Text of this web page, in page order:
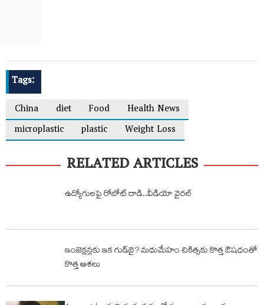
Tags:
China
diet Food
Health News
microplastic
plastic Weight Loss
RELATED ARTICLES
ఉద్యోగులపై రోబోట్ దాడి..వీడియో వైరల్
ఇంజెక్షన్లకు ఇక గుడ్‌బై? మధుమేహం చికిత్సకు కొత్త ఔషధంతో
కొత్త ఆశలు